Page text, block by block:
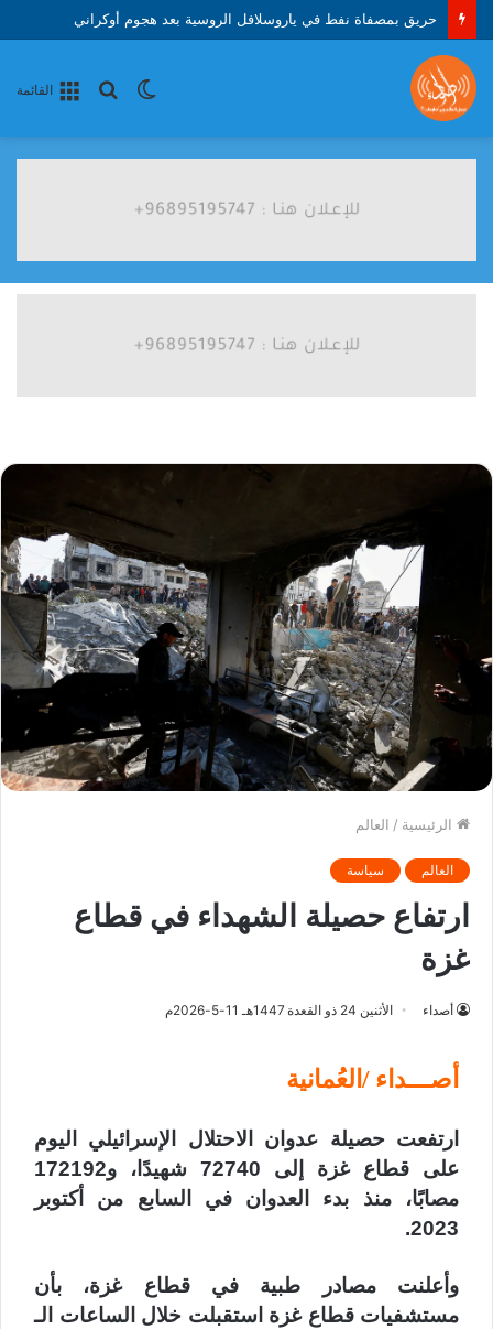
حريق بمصفاة نفط في ياروسلافل الروسية بعد هجوم أوكراني
القائمة
بحث الوضع
الرئيسية / العالم
العالم سياسة
ارتفاع حصيلة الشهداء في قطاع
غزة
أصداء الأثنين 24 ذو القعدة 1447هـ 11-5-2026م
أصـــداء /العُمانية
ارتفعت حصيلة عدوان الاحتلال الإسرائيلي اليوم
على قطاع غزة إلى 72740 شهيدًا، و172192
مصابًا، منذ بدء العدوان في السابع من أكتوبر
2023.
وأعلنت مصادر طبية في قطاع غزة، بأن
مستشفيات قطاع غزة استقبلت خلال الساعات الـ